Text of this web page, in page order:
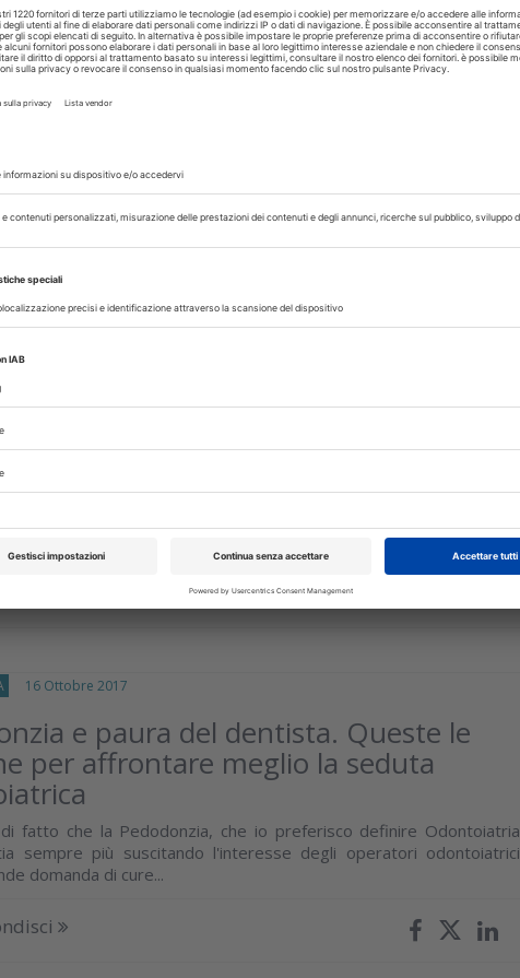
Corso Donna
della carie nella prima infanzia in
tre vernici a confronto
l'efficacia di due vernici al fluoruro di sodio al 5% contenenti
fosfato di calcio amorfo o fosfato tricalcico con quella di
16 Ottobre 2017
e paura del dentista. Queste le
per affrontare meglio la seduta
fatto che la Pedodonzia, che io preferisco definire Odontoiatria
sempre più suscitando l'interesse degli operatori odontoiatrici
domanda di cure...